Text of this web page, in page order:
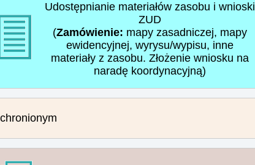
Udostępnianie materiałów zasobu i wnioski
ZUD
(Zamówienie: mapy zasadniczej, mapy
ewidencyjnej, wyrysu/wypisu, inne
materiały z zasobu. Złożenie wniosku na
naradę koordynacyjną)